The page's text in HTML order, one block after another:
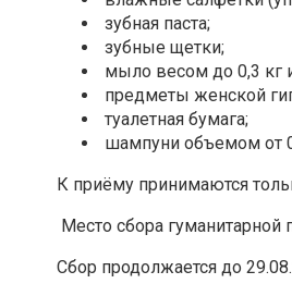
зубная паста;
зубные щетки;
мыло весом до 0,3 кг
предметы женской
туалетная бумага;
шампуни объемом от
К приёму принимаются
Место сбора
Сбор продолжается до